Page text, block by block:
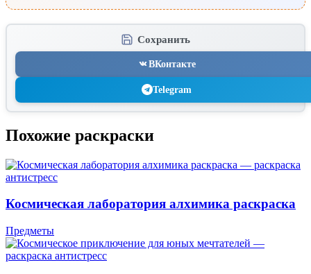
Сохранить
ВКонтакте
Telegram
Похожие раскраски
Космическая лаборатория алхимика раскраска
Предметы